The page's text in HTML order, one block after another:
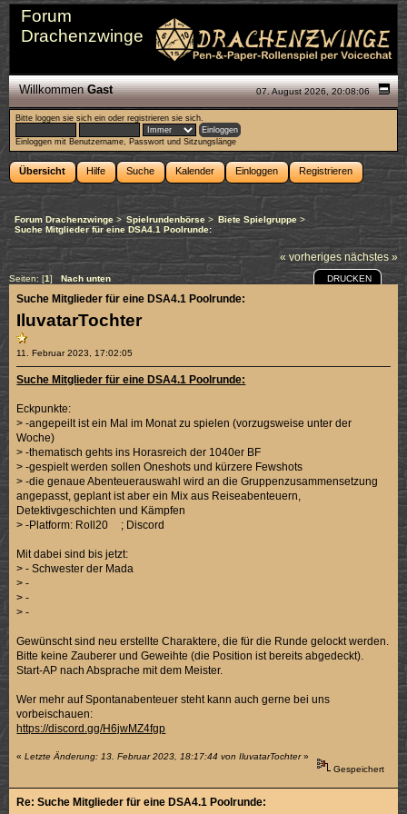
Forum
Drachenzwinge
07. August 2026, 20:08:06
WillkommenGast
Bitte loggen sie sich ein oderregistrieren sie sich.
Einloggen mit Benutzername, Passwort und Sitzungslänge
Übersicht Hilfe Suche Kalender Einloggen Registrieren
Forum Drachenzwinge > Spielrundenbörse> Biete Spielgruppe>
Suche Mitglieder für eine DSA4.1 Poolrunde:
« vorheriges nächstes »
Seiten: [1] Nach unten DRUCKEN
IluvatarTochter
11. Februar 2023, 17:02:05
Suche Mitglieder für eine DSA4.1 Poolrunde:
Suche Mitglieder für eine DSA4.1 Poolrunde:
Eckpunkte:
> -angepeilt ist ein Mal im Monat zu spielen (vorzugsweise unter der
Woche)
> -thematisch gehts ins Horasreich der 1040er BF
> -gespielt werden sollen Oneshots und kürzere Fewshots
> -die genaue Abenteuerauswahl wird an die Gruppenzusammensetzung
angepasst, geplant ist aber ein Mix aus Reiseabenteuern,
Detektivgeschichten und Kämpfen
> -Platform: Roll20 ; Discord
Mit dabei sind bis jetzt:
> - Schwester der Mada
> -
> -
> -
Gewünscht sind neu erstellte Charaktere, die für die Runde gelockt werden.
Bitte keine Zauberer und Geweihte (die Position ist bereits abgedeckt).
Start-AP nach Absprache mit dem Meister.
Wer mehr auf Spontanabenteuer steht kann auch gerne bei uns
vorbeischauen:
https://discord.gg/H6jwMZ4fgp
«Letzte Änderung: 13. Februar 2023, 18:17:44 von IluvatarTochter»
Gespeichert
Re: Suche Mitglieder für eine DSA4.1 Poolrunde: